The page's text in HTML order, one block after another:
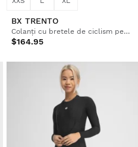
BX TRENTO
Colanți cu bretele de ciclism pentru femei
$164.95